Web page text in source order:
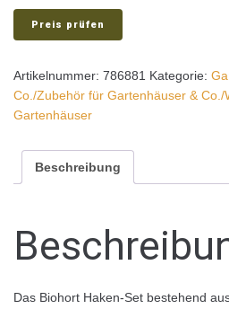
Preis prüfen
Artikelnummer: 786881 Kategorie:
Co./Zubehör für Gartenhäuser &
Gartenhäuser
Beschreibung
Das Biohort Haken-Set bestehend